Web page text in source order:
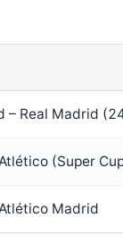
– Real Madrid
(Super
Madrid